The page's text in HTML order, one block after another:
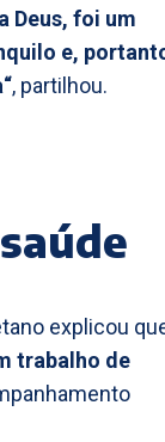
Deus, foi um
e,
, partilhou.
explicou
trabalho de